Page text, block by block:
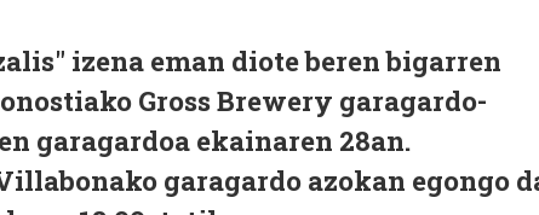
izena eman diote beren bigarren
Gross Brewery garagardo-
garagardoa ekainaren 28an.
garagardo azokan egongo